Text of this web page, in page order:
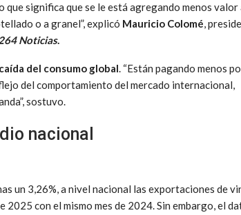
que significa que se le está agregando menos valor
o a granel”, explicó Mauricio Colomé,
Noticias.
caída del consumo global. “Están pagando menos
del comportamiento del mercado internacional,
sostuvo.
nacional
un 3,26%, a nivel nacional las exportaciones de
2025 con el mismo mes de 2024. Sin embargo, el